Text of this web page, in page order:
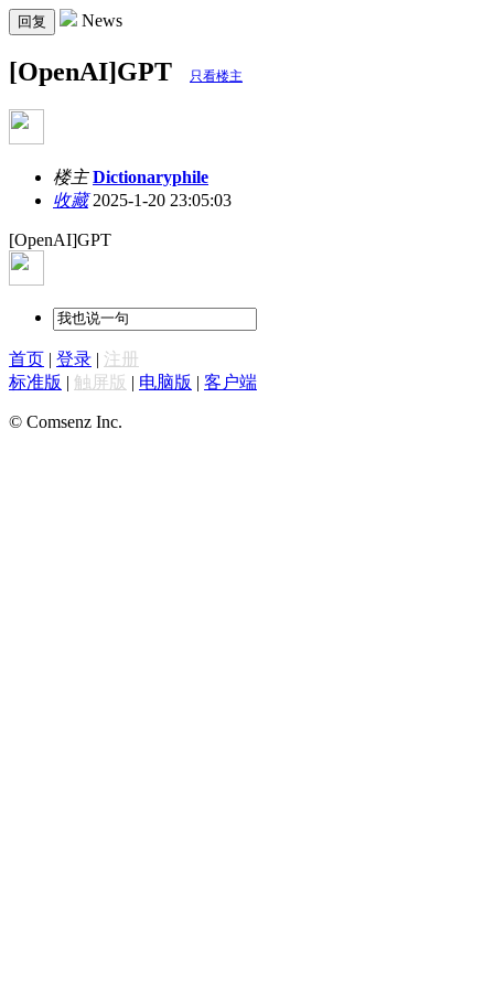
回复 News
[OpenAI]GPT 只看楼主
楼主 Dictionaryphile
收藏2025-1-20 23:05:03
[OpenAI]GPT
首页 | 登录 | 注册
标准版 | 触屏版 | 电脑版 | 客户端
© Comsenz Inc.